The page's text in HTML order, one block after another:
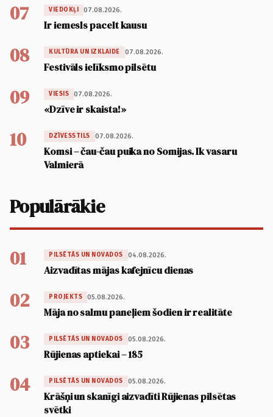
07 VIEDOKĻI 07.08.2026.
Ir iemesls pacelt kausu
08 KULTŪRA UN IZKLAIDE 07.08.2026.
Festivāls ielīksmo pilsētu
09 VIESIS 07.08.2026.
«Dzīve ir skaista!»
10 DZĪVESSTILS 07.08.2026.
Komsi – čau-čau puika no Somijas. Ik vasaru
Valmierā
Populārākie
01 PILSĒTĀS UN NOVADOS 04.08.2026.
Aizvadītas mājas kafejnīcu dienas
02 PROJEKTS 05.08.2026.
Māja no salmu paneļiem šodien ir realitāte
03 PILSĒTĀS UN NOVADOS 05.08.2026.
Rūjienas aptiekai – 185
04 PILSĒTĀS UN NOVADOS 05.08.2026.
Krāšņi un skanīgi aizvadīti Rūjienas pilsētas
svētki